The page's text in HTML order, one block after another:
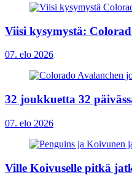
Viisi kysymystä:
07. elo 2026
32 joukkuetta 32
07. elo 2026
Ville Koivuselle pitkä